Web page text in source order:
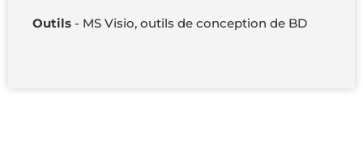
Outils - MS Visio, outils de conception de BD